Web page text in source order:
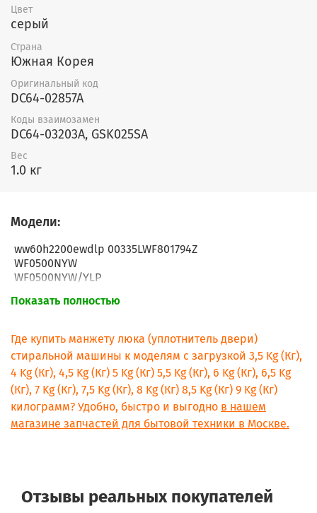
Цвет
серый
Страна
Южная Корея
Оригинальный код
DC64-02857A
Коды взаимозамен
DC64-03203A, GSK025SA
Вес
1.0 кг
Модели:
ww60h2200ewdlp 00335LWF801794Z
WF0500NYW
WF0500NYW/YLP
WF0500SYV
WF0502SYV/YLP
WF0508NYW
WF0508NYW/YLP
WF0508NZW
WF0508NZW/YLP
WF0590NRW
WF0590NRW/YLP
WF0592SRK
WF0600NCY
WF0600NCY/YLP
Показать полностью
Где купить манжету люка (уплотнитель двери)
стиральной машины к моделям с загрузкой 3,5 Kg (Кг),
4 Kg (Кг), 4,5 Kg (Кг) 5 Kg (Кг) 5,5 Kg (Кг), 6 Kg (Кг), 6,5 Kg
(Кг), 7 Kg (Кг), 7,5 Kg (Кг), 8 Kg (Кг) 8,5 Kg (Кг) 9 Kg (Кг)
килограмм? Удобно, быстро и выгодно в нашем
магазине запчастей для бытовой техники в Москве.
Отзывы реальных покупателей